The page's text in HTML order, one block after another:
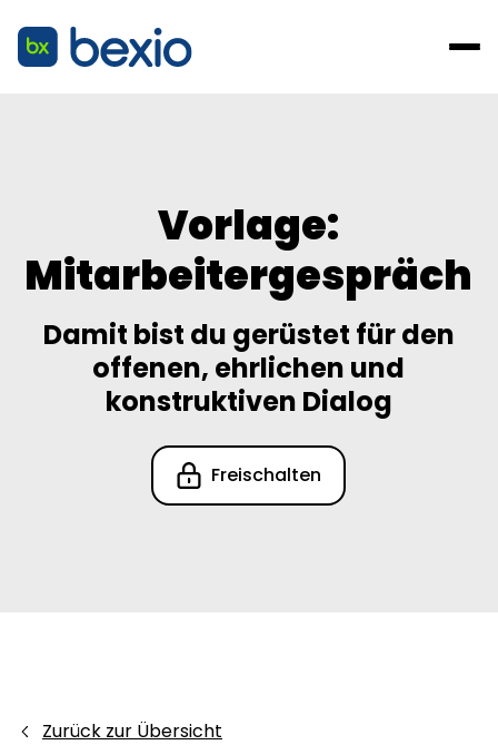
Vorlage:
Mitarbeitergespräch
Damit bist du gerüstet für den
offenen, ehrlichen und
konstruktiven Dialog
Freischalten
Zurück zur Übersicht